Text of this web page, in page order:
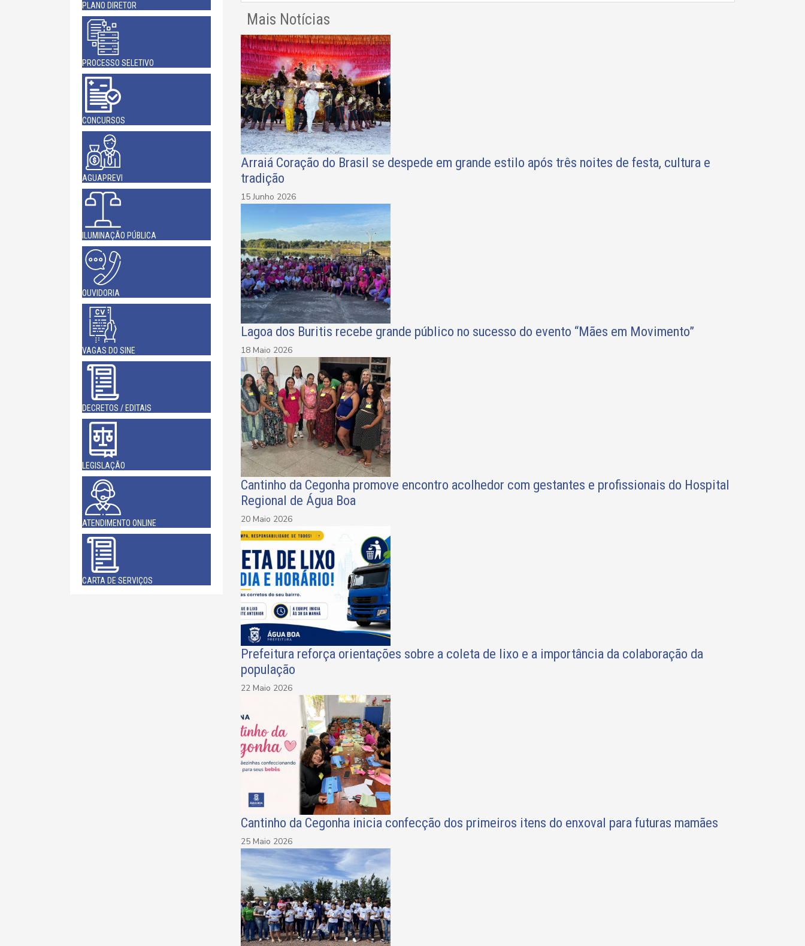
PLANO DIRETOR
PROCESSO SELETIVO
CONCURSOS
AGUAPREVI
ILUMINAÇÃO PÚBLICA
OUVIDORIA
VAGAS DO SINE
DECRETOS / EDITAIS
LEGISLAÇÃO
ATENDIMENTO ONLINE
CARTA DE SERVIÇOS
Mais Notícias
Arraiá Coração do Brasil se despede em grande estilo após três noites de festa, cultura e
tradição
15 Junho 2026
Lagoa dos Buritis recebe grande público no sucesso do evento “Mães em Movimento”
18 Maio 2026
Cantinho da Cegonha promove encontro acolhedor com gestantes e profissionais do Hospital
Regional de Água Boa
20 Maio 2026
Prefeitura reforça orientações sobre a coleta de lixo e a importância da colaboração da
população
22 Maio 2026
Cantinho da Cegonha inicia confecção dos primeiros itens do enxoval para futuras mamães
25 Maio 2026